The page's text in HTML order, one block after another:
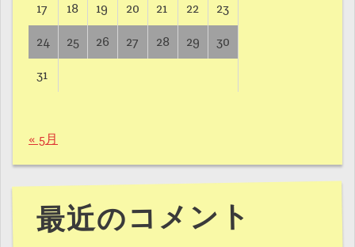
17 18 19 20 21 22 23
24 25 26 27 28 29 30
31
« 5月
最近のコメント